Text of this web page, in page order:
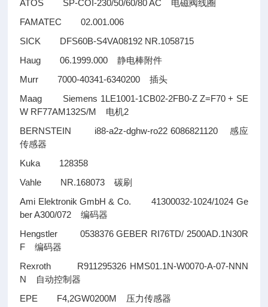
ATOS SP-COI-230/50/60/80 AC 电磁阀线圈
FAMATEC 02.001.006
SICK DFS60B-S4VA08192 NR.1058715
Haug 06.1999.000静电棒附件
Murr 7000-40341-6340200插头
Maag Siemens 1LE1001-1CB02-2FB0-Z Z=F70 + SE
W RF77AM132S/M 电机2
BERNSTEIN i88-a2z-dghw-ro22 6086821120 感应
传感器
Kuka 128358
Vahle NR.168073碳刷
Ami Elektronik GmbH & Co. 41300032-1024/1024 Ge
ber A300/072编码器
Hengstler 0538376 GEBER RI76TD/ 2500AD.1N30R
F编码器
Rexroth R911295326 HMS01.1N-W0070-A-07-NNN
N
自动控制器
EPE F4,2GW0200M 压力传感器